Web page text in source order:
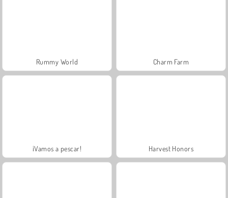
Rummy World Charm Farm
¡Vamos a pescar! Harvest Honors